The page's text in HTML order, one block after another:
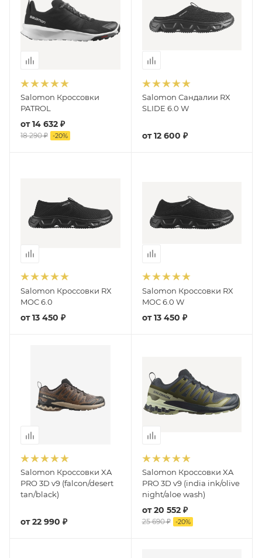
Salomon Кроссовки
PATROL
от14 632 ₽
18 290 ₽ -20%
Salomon Сандалии RX
SLIDE 6.0 W
от12 600 ₽
Salomon Кроссовки RX
MOC 6.0
от13 450 ₽
Salomon Кроссовки RX
MOC 6.0 W
от13 450 ₽
Salomon Кроссовки XA
PRO 3D v9 (falcon/desert
tan/black)
от22 990 ₽
Salomon Кроссовки XA
PRO 3D v9 (india ink/olive
night/aloe wash)
от20 552 ₽
25 690 ₽ -20%